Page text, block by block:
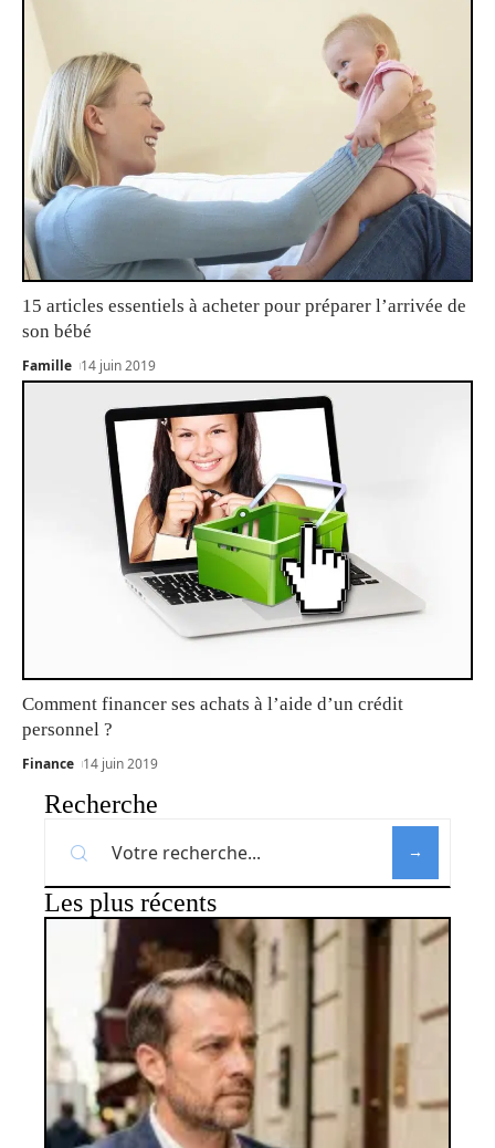
15 articles essentiels à acheter pour préparer l’arrivée de
son bébé
Famille 14 juin 2019
Comment financer ses achats à l’aide d’un crédit
personnel ?
Finance 14 juin 2019
Recherche
Les plus récents